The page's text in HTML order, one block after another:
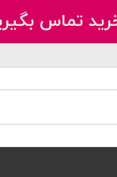
تماس